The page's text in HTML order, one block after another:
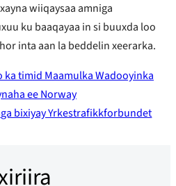
wiiqaysaa amniga
ku baaqayaa in si buuxda loo
inta aan la beddelin xeerarka.
timid Maamulka Wadooyinka
ee Norway
bixiyay Yrkestrafikkforbundet